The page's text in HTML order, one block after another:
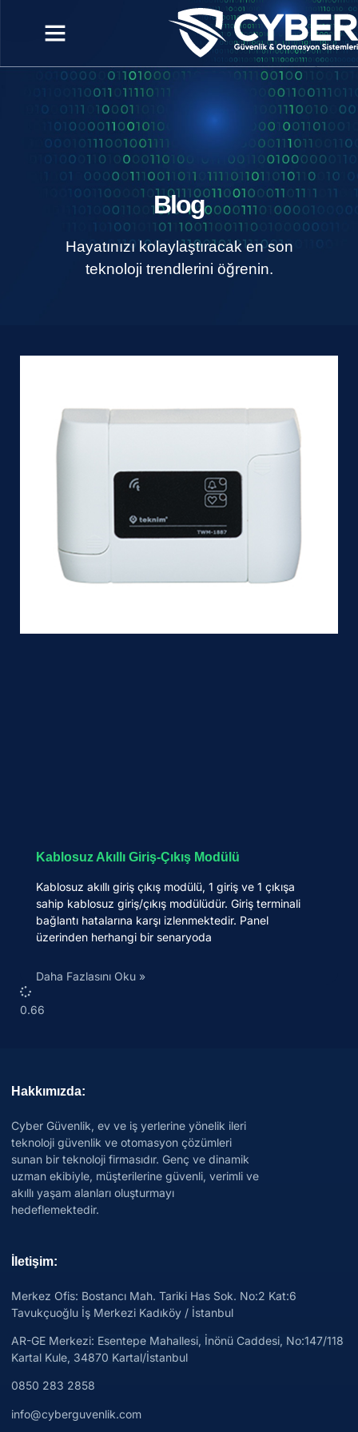
Blog
Hayatınızı kolaylaştıracak en son
teknoloji trendlerini öğrenin.
Kablosuz Akıllı Giriş-Çıkış Modülü
Kablosuz akıllı giriş çıkış modülü, 1 giriş ve 1 çıkışa
sahip kablosuz giriş/çıkış modülüdür. Giriş terminali
bağlantı hatalarına karşı izlenmektedir. Panel
üzerinden herhangi bir senaryoda
Daha Fazlasını Oku »
Hakkımızda:
Cyber Güvenlik, ev ve iş yerlerine yönelik ileri
teknoloji güvenlik ve otomasyon çözümleri
sunan bir teknoloji firmasıdır. Genç ve dinamik
uzman ekibiyle, müşterilerine güvenli, verimli ve
akıllı yaşam alanları oluşturmayı
hedeflemektedir.
İletişim:
Merkez Ofis: Bostancı Mah. Tariki Has Sok. No:2 Kat:6
Tavukçuoğlu İş Merkezi Kadıköy / İstanbul
AR-GE Merkezi: Esentepe Mahallesi, İnönü Caddesi, No:147/118
Kartal Kule, 34870 Kartal/İstanbul
0850 283 2858
info@cyberguvenlik.com